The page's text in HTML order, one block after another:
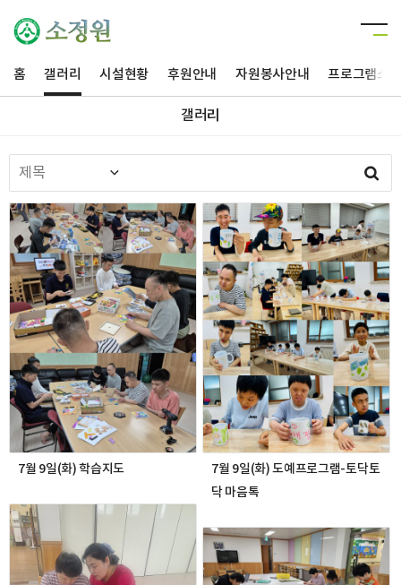
홈 갤러리 시설현황 후원안내 자원봉사안내 프로그램소개
갤러리
7월 9일(화) 학습지도
7월 9일(화) 도예프로그램-토닥토
닥 마음톡